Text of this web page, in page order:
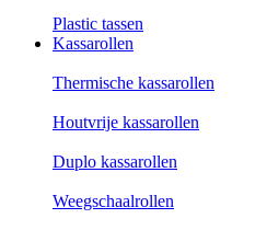
Plastic tassen
Kassarollen
Thermische kassarollen
Houtvrije kassarollen
Duplo kassarollen
Weegschaalrollen